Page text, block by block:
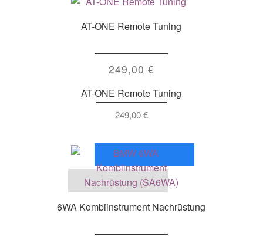
AT-ONE Remote Tuning
249,00 €
AT-ONE Remote Tuning
249,00€
6WA Kombiinstrument Nachrüstung